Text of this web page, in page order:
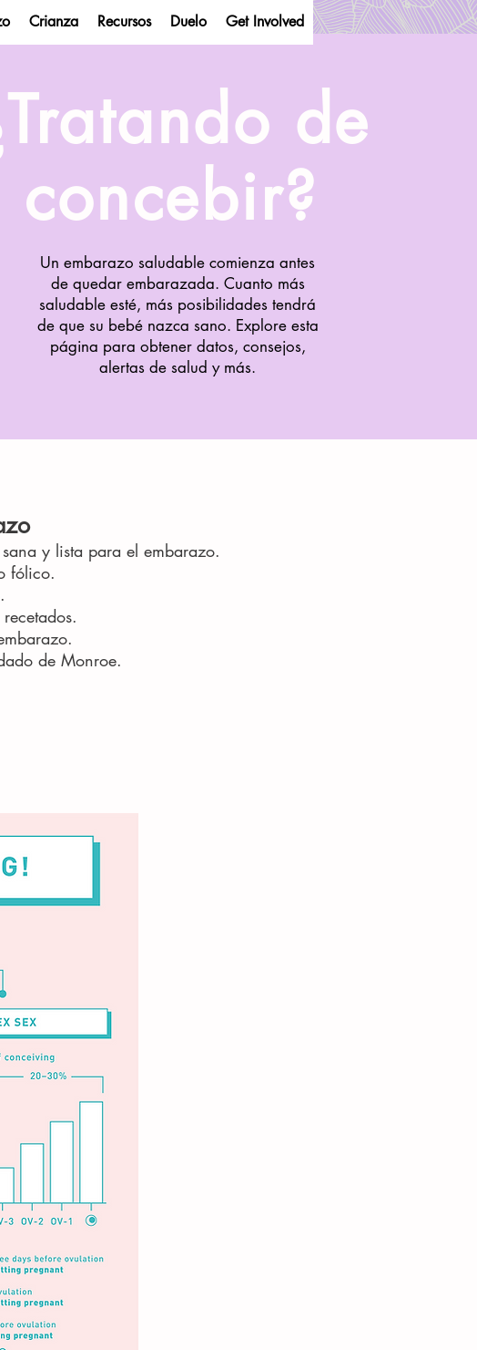
Start
de
concebir?
Un embarazo saludable comienza antes
de quedar embarazada. Cuanto más
saludable esté, más posibilidades tendrá
de que su bebé nazca sano. Explore esta
página para obtener datos, consejos,
alertas de salud y más.
y lista para el embarazo.
fólico.
de Monroe.
Crianza Recursos Duelo Get Involved